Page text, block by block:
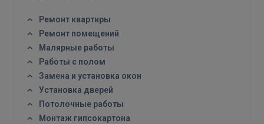
Ремонт квартиры
Ремонт помещений
Малярные работы
Работы с полом
Замена и установка окон
Установка дверей
Потолочные работы
Монтаж гипсокартона